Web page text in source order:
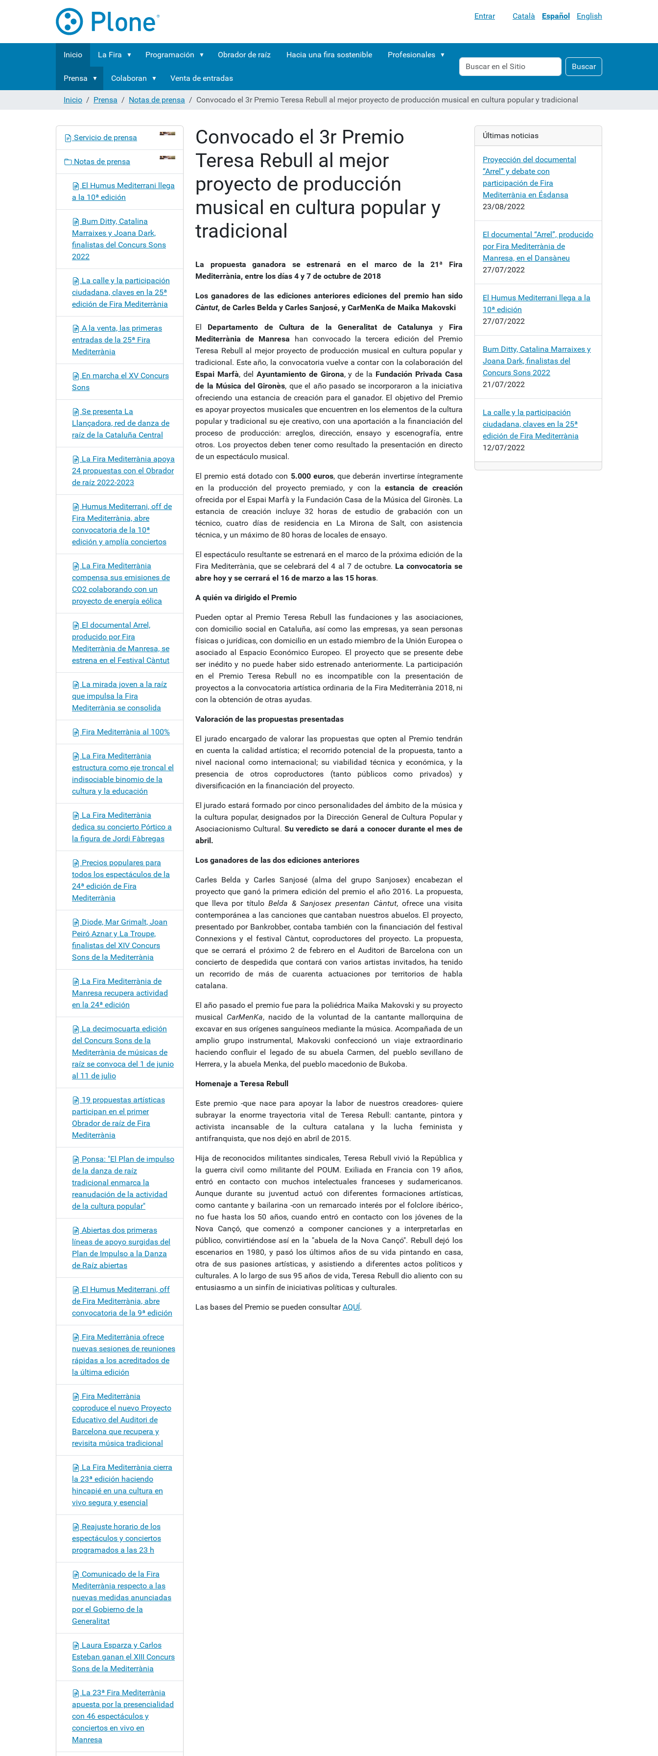
Entrar Català Español English
Inicio La Fira Programación Obrador de raíz Hacia una fira sostenible Profesionales
Prensa Colaboran Venta de entradas
Buscar Buscar
Búsqueda
Avanzada…
Inicio Prensa Notas de prensa Convocado el 3r Premio Teresa Rebull al mejor proyecto de producción musical en cultura popular y tradicional
Convocado el 3r Premio
Teresa Rebull al mejor
proyecto de producción
musical en cultura popular y
tradicional
La propuesta ganadora se estrenará en el marco de la 21ª Fira
Mediterrània, entre los días 4 y 7 de octubre de 2018
Los ganadores de las ediciones anteriores ediciones del premio han sido
Càntut, de Carles Belda y Carles Sanjosé, y CarMenKa de Maika Makovski
El Departamento de Cultura de la Generalitat de Catalunya y Fira
Mediterrània de Manresa han convocado la tercera edición del Premio
Teresa Rebull al mejor proyecto de producción musical en cultura popular y
tradicional. Este año, la convocatoria vuelve a contar con la colaboración del
Espai Marfà, del Ayuntamiento de Girona, y de la Fundación Privada Casa
de la Música del Gironès, que el año pasado se incorporaron a la iniciativa
ofreciendo una estancia de creación para el ganador. El objetivo del Premio
es apoyar proyectos musicales que encuentren en los elementos de la cultura
popular y tradicional su eje creativo, con una aportación a la financiación del
proceso de producción: arreglos, dirección, ensayo y escenografía, entre
otros. Los proyectos deben tener como resultado la presentación en directo
de un espectáculo musical.
El premio está dotado con 5.000 euros, que deberán invertirse íntegramente
en la producción del proyecto premiado, y con laestancia de creación
ofrecida por el Espai Marfà y la Fundación Casa de la Música del Gironès. La
estancia de creación incluye 32 horas de estudio de grabación con un
técnico, cuatro días de residencia en La Mirona de Salt, con asistencia
técnica, y un máximo de 80 horas de locales de ensayo.
El espectáculo resultante se estrenará en el marco de la próxima edición de la
Fira Mediterrània, que se celebrará del 4 al 7 de octubre. La convocatoria se
abre hoy y se cerrará el 16 de marzo a las 15 horas.
A quién va dirigido el Premio
Pueden optar al Premio Teresa Rebull las fundaciones y las asociaciones,
con domicilio social en Cataluña, así como las empresas, ya sean personas
físicas o jurídicas, con domicilio en un estado miembro de la Unión Europea o
asociado al Espacio Económico Europeo. El proyecto que se presente debe
ser inédito y no puede haber sido estrenado anteriormente. La participación
en el Premio Teresa Rebull no es incompatible con la presentación de
proyectos a la convocatoria artística ordinaria de la Fira Mediterrània 2018, ni
con la obtención de otras ayudas.
Valoración de las propuestas presentadas
El jurado encargado de valorar las propuestas que opten al Premio tendrán
en cuenta la calidad artística; el recorrido potencial de la propuesta, tanto a
nivel nacional como internacional; su viabilidad técnica y económica, y la
presencia de otros coproductores (tanto públicos como privados) y
diversificación en la financiación del proyecto.
El jurado estará formado por cinco personalidades del ámbito de la música y
la cultura popular, designados por la Dirección General de Cultura Popular y
Asociacionismo Cultural. Su veredicto se dará a conocer durante el mes de
abril.
Los ganadores de las dos ediciones anteriores
Carles Belda y Carles Sanjosé (alma del grupo Sanjosex) encabezan el
proyecto que ganó la primera edición del premio el año 2016. La propuesta,
que lleva por título Belda & Sanjosex presentan Càntut, ofrece una visita
contemporánea a las canciones que cantaban nuestros abuelos. El proyecto,
presentado por Bankrobber, contaba también con la financiación del festival
Connexions y el festival Càntut, coproductores del proyecto. La propuesta,
que se cerrará el próximo 2 de febrero en el Auditori de Barcelona con un
concierto de despedida que contará con varios artistas invitados, ha tenido
un recorrido de más de cuarenta actuaciones por territorios de habla
catalana.
El año pasado el premio fue para la poliédrica Maika Makovski y su proyecto
musical CarMenKa, nacido de la voluntad de la cantante mallorquina de
excavar en sus orígenes sanguíneos mediante la música. Acompañada de un
amplio grupo instrumental, Makovski confeccionó un viaje extraordinario
haciendo confluir el legado de su abuela Carmen, del pueblo sevillano de
Herrera, y la abuela Menka, del pueblo macedonio de Bukoba.
Homenaje a Teresa Rebull
Este premio -que nace para apoyar la labor de nuestros creadores- quiere
subrayar la enorme trayectoria vital de Teresa Rebull: cantante, pintora y
activista incansable de la cultura catalana y la lucha feminista y
antifranquista, que nos dejó en abril de 2015.
Hija de reconocidos militantes sindicales, Teresa Rebull vivió la República y
la guerra civil como militante del POUM. Exiliada en Francia con 19 años,
entró en contacto con muchos intelectuales franceses y sudamericanos.
Aunque durante su juventud actuó con diferentes formaciones artísticas,
como cantante y bailarina -con un remarcado interés por el folclore ibérico-,
no fue hasta los 50 años, cuando entró en contacto con los jóvenes de la
Nova Cançó, que comenzó a componer canciones y a interpretarlas en
público, convirtiéndose así en la "abuela de la Nova Cançó". Rebull dejó los
escenarios en 1980, y pasó los últimos años de su vida pintando en casa,
otra de sus pasiones artísticas, y asistiendo a diferentes actos políticos y
culturales. A lo largo de sus 95 años de vida, Teresa Rebull dio aliento con su
entusiasmo a un sinfín de iniciativas políticas y culturales.
Las bases del Premio se pueden consultarAQUÍ.
Servicio de prensa
Notas de prensa
El Humus Mediterrani llega
a la 10ª edición
Bum Ditty, Catalina
Marraixes y Joana Dark,
finalistas del Concurs Sons
2022
La calle y la participación
ciudadana, claves en la 25ª
edición de Fira Mediterrània
A la venta, las primeras
entradas de la 25ª Fira
Mediterrània
En marcha el XV Concurs
Sons
Se presenta La
Llançadora, red de danza de
raíz de la Cataluña Central
La Fira Mediterrània apoya
24 propuestas con el Obrador
de raíz 2022-2023
Humus Mediterrani, off de
Fira Mediterrània, abre
convocatoria de la 10ª
edición y amplía conciertos
La Fira Mediterrània
compensa sus emisiones de
CO2 colaborando con un
proyecto de energía eólica
El documental Arrel,
producido por Fira
Mediterrània de Manresa, se
estrena en el Festival Càntut
La mirada joven a la raíz
que impulsa la Fira
Mediterrània se consolida
Fira Mediterrània al 100%
La Fira Mediterrània
estructura como eje troncal el
indisociable binomio de la
cultura y la educación
La Fira Mediterrània
dedica su concierto Pórtico a
la figura de Jordi Fàbregas
Precios populares para
todos los espectáculos de la
24ª edición de Fira
Mediterrània
Diode, Mar Grimalt, Joan
Peiró Aznar y La Troupe,
finalistas del XIV Concurs
Sons de la Mediterrània
La Fira Mediterrània de
Manresa recupera actividad
en la 24ª edición
La decimocuarta edición
del Concurs Sons de la
Mediterrània de músicas de
raíz se convoca del 1 de junio
al 11 de julio
19 propuestas artísticas
participan en el primer
Obrador de raíz de Fira
Mediterrània
Ponsa: "El Plan de impulso
de la danza de raíz
tradicional enmarca la
reanudación de la actividad
de la cultura popular"
Abiertas dos primeras
líneas de apoyo surgidas del
Plan de Impulso a la Danza
de Raíz abiertas
El Humus Mediterrani, off
de Fira Mediterrània, abre
convocatoria de la 9ª edición
Fira Mediterrània ofrece
nuevas sesiones de reuniones
rápidas a los acreditados de
la última edición
Fira Mediterrània
coproduce el nuevo Proyecto
Educativo del Auditori de
Barcelona que recupera y
revisita música tradicional
La Fira Mediterrània cierra
la 23ª edición haciendo
hincapié en una cultura en
vivo segura y esencial
Reajuste horario de los
espectáculos y conciertos
programados a las 23 h
Comunicado de la Fira
Mediterrània respecto a las
nuevas medidas anunciadas
por el Gobierno de la
Generalitat
Laura Esparza y Carlos
Esteban ganan el XIII Concurs
Sons de la Mediterrània
La 23ª Fira Mediterrània
apuesta por la presencialidad
con 46 espectáculos y
conciertos en vivo en
Manresa
Últimas noticias
Proyección del documental
“Arrel” y debate con
participación de Fira
Mediterrània en Ésdansa
23/08/2022
El documental “Arrel”, producido
por Fira Mediterrània de
Manresa, en el Dansàneu
27/07/2022
El Humus Mediterrani llega a la
10ª edición
27/07/2022
Bum Ditty, Catalina Marraixes y
Joana Dark, finalistas del
Concurs Sons 2022
21/07/2022
La calle y la participación
ciudadana, claves en la 25ª
edición de Fira Mediterrània
12/07/2022